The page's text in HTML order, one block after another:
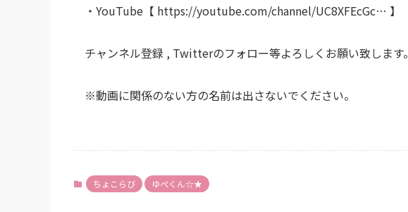
・YouTube【 https://youtube.com/channel/UC8XFEcGc… 】
チャンネル登録 , Twitterのフォロー等よろしくお願い致します。
※動画に関係のない方の名前は出さないでください。
ちょこらび ゆぺくん☆★